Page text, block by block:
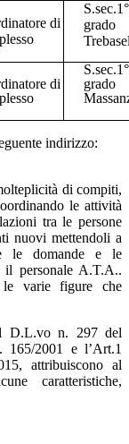
di
plesso
S.sec.1°
grado
di
plesso
S.sec.1°
grado
indirizzo:
di compiti,
le attività
tra le persone
nuovi mettendoli a
le domande e le
personale A.T.A..
varie figure che
D.L.vo n. 297 del
2001 e l’Art.1
attribuiscono al
caratteristiche,